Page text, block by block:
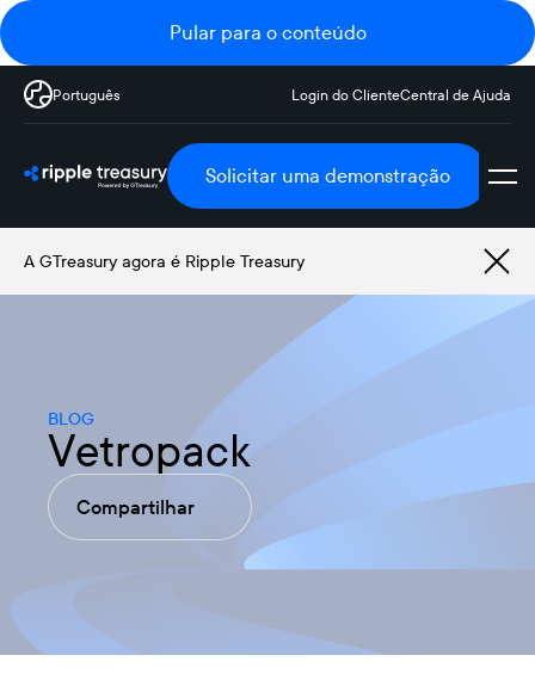
Pular para o conteúdo
Português Login do ClienteCentral de Ajuda
Solicitar uma demonstração
A GTreasury agora é Ripple Treasury
BLOG
Vetropack
Compartilhar